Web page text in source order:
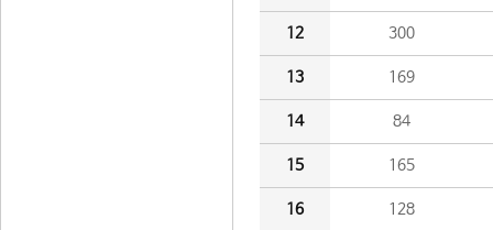
12 300
13 169
14 84
15 165
16 128